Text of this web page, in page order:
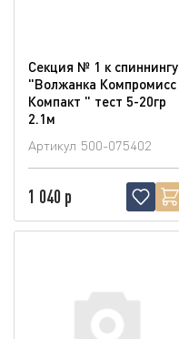
Секция № 1 к спиннингу
"Волжанка Компромисс
Компакт " тест 5-20гр
2.1м
Артикул 500-075402
1 040 р